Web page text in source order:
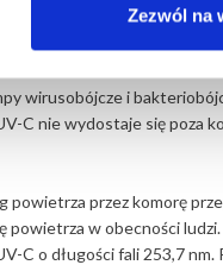
Zezwól na
(wysyłka: 1 - 2 dni)
wirusobójcze i
C nie wydostaje się poza
powietrza przez komorę
powietrza w obecności
C o długości fali 253,7